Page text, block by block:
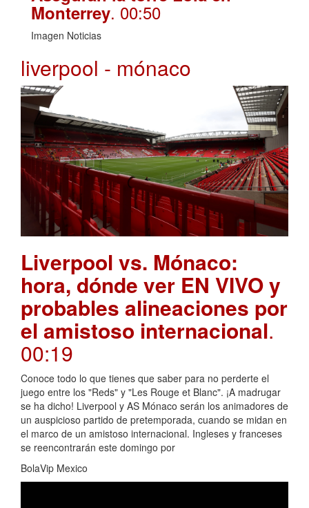
Monterrey. 00:50
Imagen Noticias
liverpool - mónaco
Liverpool vs. Mónaco:
hora, dónde ver EN VIVO y
probables alineaciones por
el amistoso internacional.
00:19
Conoce todo lo que tienes que saber para no perderte el
juego entre los "Reds" y "Les Rouge et Blanc". ¡A madrugar
se ha dicho! Liverpool y AS Mónaco serán los animadores de
un auspicioso partido de pretemporada, cuando se midan en
el marco de un amistoso internacional. Ingleses y franceses
se reencontrarán este domingo por
BolaVip Mexico